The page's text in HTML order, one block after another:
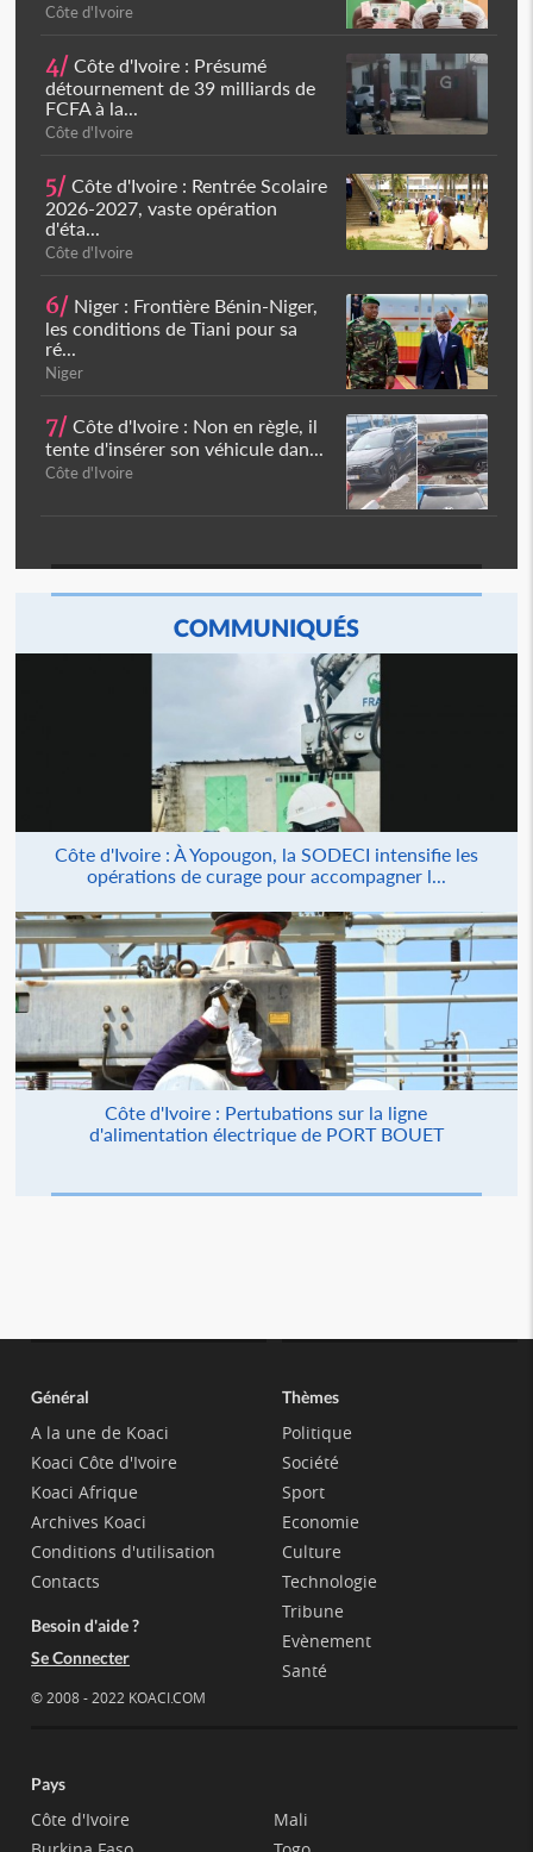
Côte d'Ivoire
4/ Côte d'Ivoire : Présumé
détournement de 39 milliards de
FCFA à la...
Côte d'Ivoire
5/ Côte d'Ivoire : Rentrée Scolaire
2026-2027, vaste opération
d'éta...
Côte d'Ivoire
6/ Niger : Frontière Bénin-Niger,
les conditions de Tiani pour sa
ré...
Niger
7/ Côte d'Ivoire : Non en règle, il
tente d'insérer son véhicule dan...
Côte d'Ivoire
COMMUNIQUÉS
Côte d'Ivoire : À Yopougon, la SODECI intensifie les
opérations de curage pour accompagner l...
Côte d'Ivoire : Pertubations sur la ligne
d'alimentation électrique de PORT BOUET
Général
A la une de Koaci
Koaci Côte d'Ivoire
Koaci Afrique
Archives Koaci
Conditions d'utilisation
Contacts
Besoin d'aide ?
Se Connecter
© 2008 - 2022 KOACI.COM
Thèmes
Politique
Société
Sport
Economie
Culture
Technologie
Tribune
Evènement
Santé
Pays
Côte d'Ivoire
Mali